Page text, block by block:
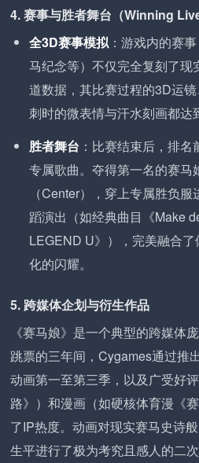
4. 赛事与胜者舞台（Winning Live
全3D赛事模拟：游戏内的赛
马纪念等）不仅完全复刻了现
道数据，其比赛过程的3D运
刺时的微表情与汗水刻画都达
胜者舞台 ：比赛结束后，排
专属歌曲。夺得第一名的赛马
（Center），穿上专属胜负
蹈演出（如经典曲目《Make
LEGEND U》），完美融合
化的闪耀。
5. 跨媒体企划与衍生作品
《赛马娘》是一个典型的跨媒体
跳票的三年间，Cygames通过推
动画第一至第三季，以及广受好
路》）和漫画（如硬核体育漫《
了IP热度。动画对现实赛马史诗
生平进行了极为考究且感人的二